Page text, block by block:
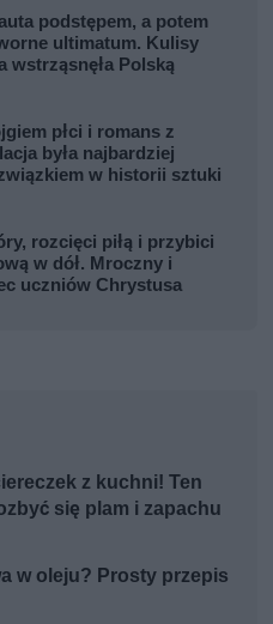
podstępem, a potem
ultimatum. Kulisy
wstrząsnęła Polską
płci i romans z
była najbardziej
w historii sztuki
rozcięci piłą i przybici
w dół. Mroczny i
uczniów Chrystusa
z kuchni! Ten
się plam i zapachu
w oleju? Prosty przepis